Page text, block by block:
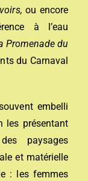
ou encore
à l’eau
Promenade du
du Carnaval
embelli
les présentant
paysages
et matérielle
: les femmes